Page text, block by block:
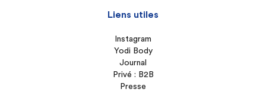
Liens utiles
Instagram
Yodi Body
Journal
Privé : B2B
Presse